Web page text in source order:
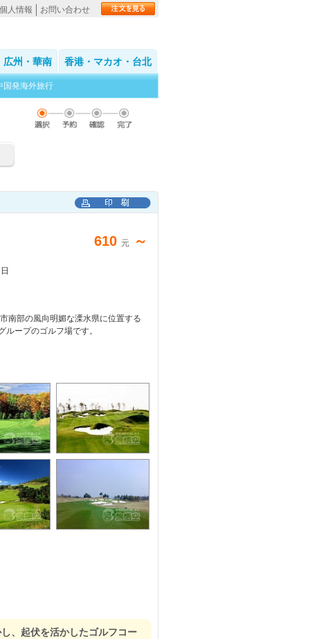
個人情報 お問い合わせ
広州・華南 香港・マカオ・台北
国発海外旅行
610 元 ～
南部の風向明媚な溧水県に位置する
ープのゴルフ場です。
起伏を活かしたゴルフコー